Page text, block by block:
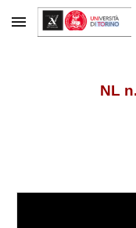
Skip to main content
NL